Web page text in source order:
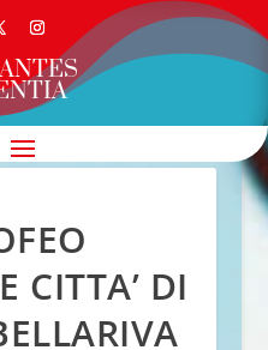
CITTA’ DI